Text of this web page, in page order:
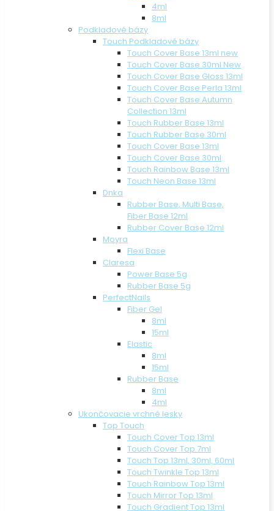
4ml
8ml
Podkladové bázy
Touch Podkladové bázy
Touch Cover Base 13ml new
Touch Cover Base 30ml New
Touch Cover Base Gloss 13ml
Touch Cover Base Perla 13ml
Touch Cover Base Autumn
Collection 13ml
Touch Rubber Base 13ml
Touch Rubber Base 30ml
Touch Cover Base 13ml
Touch Cover Base 30ml
Touch Rainbow Base 13ml
Touch Neon Base 13ml
Dnka
Rubber Base, Multi Base,
Fiber Base 12ml
Rubber Cover Base 12ml
Moyra
Flexi Base
Claresa
Power Base 5g
Rubber Base 5g
PerfectNails
Fiber Gel
8ml
15ml
Elastic
8ml
15ml
Rubber Base
8ml
4ml
Ukončovacie vrchné lesky
Top Touch
Touch Cover Top 13ml
Touch Cover Top 7ml
Touch Top 13ml, 30ml, 60ml
Touch Twinkle Top 13ml
Touch Rainbow Top 13ml
Touch Mirror Top 13ml
Touch Gradient Top 13ml